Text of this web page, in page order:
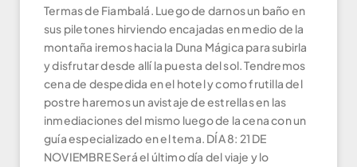
Termas de Fiambalá. Luego de darnos un baño en
sus piletones hirviendo encajadas en medio de la
montaña iremos hacia la Duna Mágica para subirla
y disfrutar desde allí la puesta del sol. Tendremos
cena de despedida en el hotel y como frutilla del
postre haremos un avistaje de estrellas en las
inmediaciones del mismo luego de la cena con un
guía especializado en el tema. DÍA 8: 21 DE
NOVIEMBRE Será el último día del viaje y lo